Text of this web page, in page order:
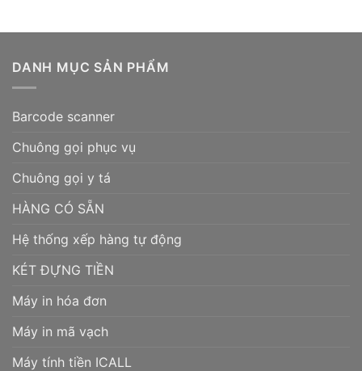
DANH MỤC SẢN PHẨM
Barcode scanner
Chuông gọi phục vụ
Chuông gọi y tá
HÀNG CÓ SẴN
Hệ thống xếp hàng tự động
KÉT ĐỰNG TIỀN
Máy in hóa đơn
Máy in mã vạch
Máy tính tiền ICALL